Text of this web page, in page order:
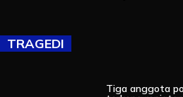
TRAGEDI
Tiga anggota